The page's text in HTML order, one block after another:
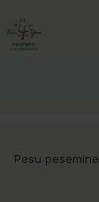
Pesu pesemine